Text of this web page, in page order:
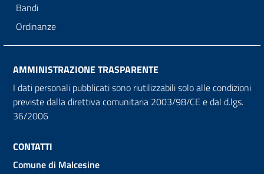
Bandi
Ordinanze
AMMINISTRAZIONE TRASPARENTE
I dati personali pubblicati sono riutilizzabili solo alle condizioni
previste dalla direttiva comunitaria 2003/98/CE e dal d.lgs.
36/2006
CONTATTI
Comune di Malcesine